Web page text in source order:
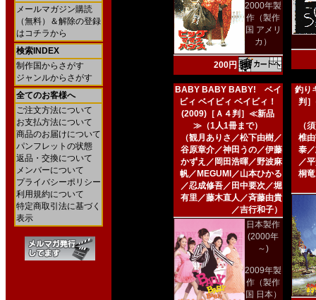
メールマガジン購読
（無料）＆解除の登録
はコチラから
検索INDEX
制作国からさがす
ジャンルからさがす
全てのお客様へ
ご注文方法について
お支払方法について
商品のお届けについて
パンフレットの状態
返品・交換について
メンバーについて
プライバシーポリシー
利用規約について
特定商取引法に基づく
表示
2000年製
作（製作
国 アメリ
カ）
200円
BABY BABY BABY! ベイ
ビィ ベイビィ ベイビィ！
(2009)［Ａ４判］≪新品
≫（1人1冊まで）
（観月ありさ／松下由樹／
谷原章介／神田うの／伊藤
かずえ／岡田浩暉／野波麻
帆／MEGUMI／山本ひかる
／忍成修吾／田中要次／堀
有里／藤木直人／斉藤由貴
／吉行和子）
日本製作
(2000年
～)
2009年製
作（製作
国 日本）
釣り
判
（
椎
泰
／
桐